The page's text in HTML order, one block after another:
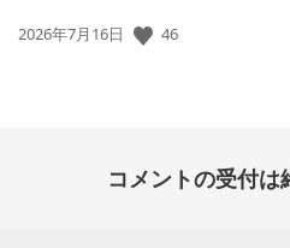
公
2026年7月16日 46
コメントの受付は